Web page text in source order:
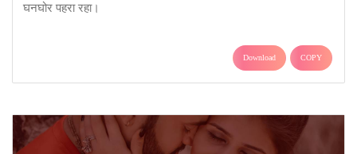
घनघोर पहरा रहा।
Download COPY